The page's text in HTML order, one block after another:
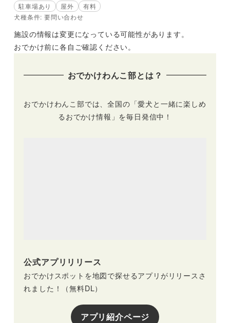
駐車場あり 屋外
有料
犬種条件: 要問い合わせ
施設の情報は変更になっている可能性があります。
おでかけ前に各自ご確認ください。
おでかけわんこ部とは？
おでかけわんこ部では、全国の「愛犬と一緒に楽しめ
るおでかけ情報」を毎日発信中！
公式アプリリリース
おでかけスポットを地図で探せるアプリがリリースさ
れました！（無料DL）
アプリ紹介ページ